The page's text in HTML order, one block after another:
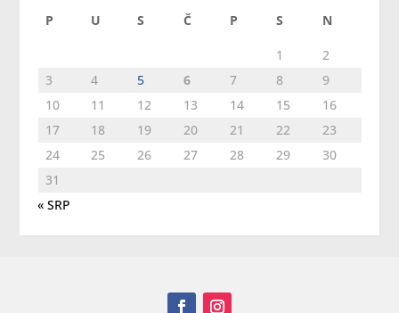
P U S Č P S N
1
2
3
4 5 6 7 8
9
10
11 12 13 14 15
16
17
18 19 20 21 22
23
24
25 26 27 28 29
30
31
« SRP